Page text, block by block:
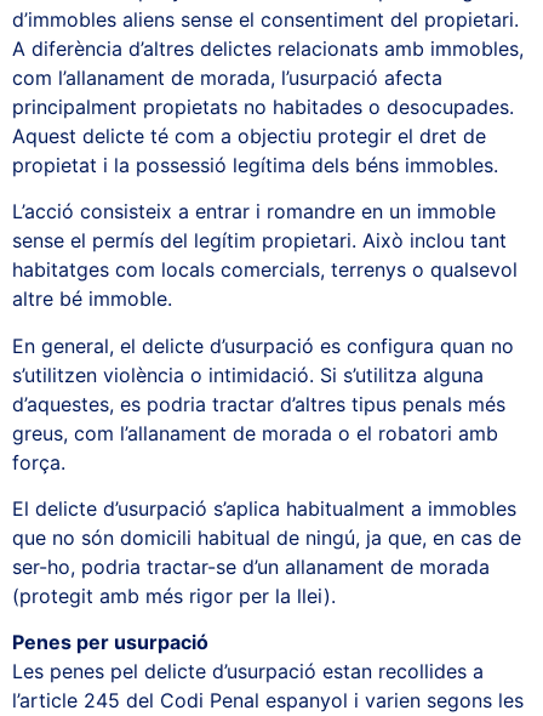
d’immobles aliens sense el consentiment del propietari.
A diferència d’altres delictes relacionats amb immobles,
com l’allanament de morada, l’usurpació afecta
principalment propietats no habitades o desocupades.
Aquest delicte té com a objectiu protegir el dret de
propietat i la possessió legítima dels béns immobles.
L’acció consisteix a entrar i romandre en un immoble
sense el permís del legítim propietari. Això inclou tant
habitatges com locals comercials, terrenys o qualsevol
altre bé immoble.
En general, el delicte d’usurpació es configura quan no
s’utilitzen violència o intimidació. Si s’utilitza alguna
d’aquestes, es podria tractar d’altres tipus penals més
greus, com l’allanament de morada o el robatori amb
força.
El delicte d’usurpació s’aplica habitualment a immobles
que no són domicili habitual de ningú, ja que, en cas de
ser-ho, podria tractar-se d’un allanament de morada
(protegit amb més rigor per la llei).
Penes per usurpació
Les penes pel delicte d’usurpació estan recollides a
l’article 245 del Codi Penal espanyol i varien segons les